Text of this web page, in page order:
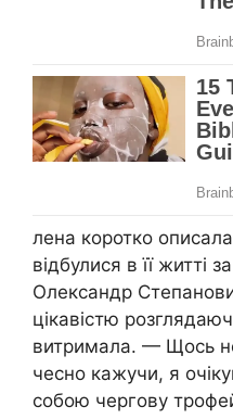
лена коротко
відбулися в її житті
Олександр
цікавістю
витримала. — Щось
чесно кажучи, я
собою чергову